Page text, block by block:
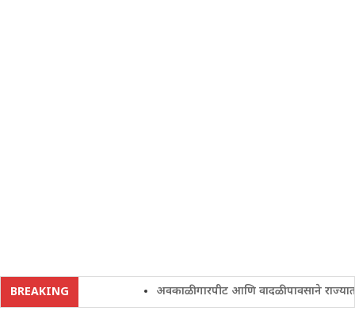
BREAKING अवकाळी गारपीट आणि वादळी पावसाने राज्यातील